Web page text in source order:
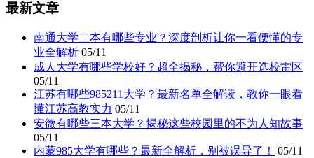
最新文章
南通大学二本有哪些专业？深度剖析让你一看便懂的专
业全解析 05/11
成人大学有哪些学校好？超全揭秘，帮你避开选校雷区
05/11
江苏有哪些985211大学？最新名单全解读，教你一眼看
懂江苏高教实力 05/11
安微有哪些三本大学？揭秘这些校园里的不为人知故事
05/11
内蒙985大学有哪些？最新全解析，别被误导了！
05/11